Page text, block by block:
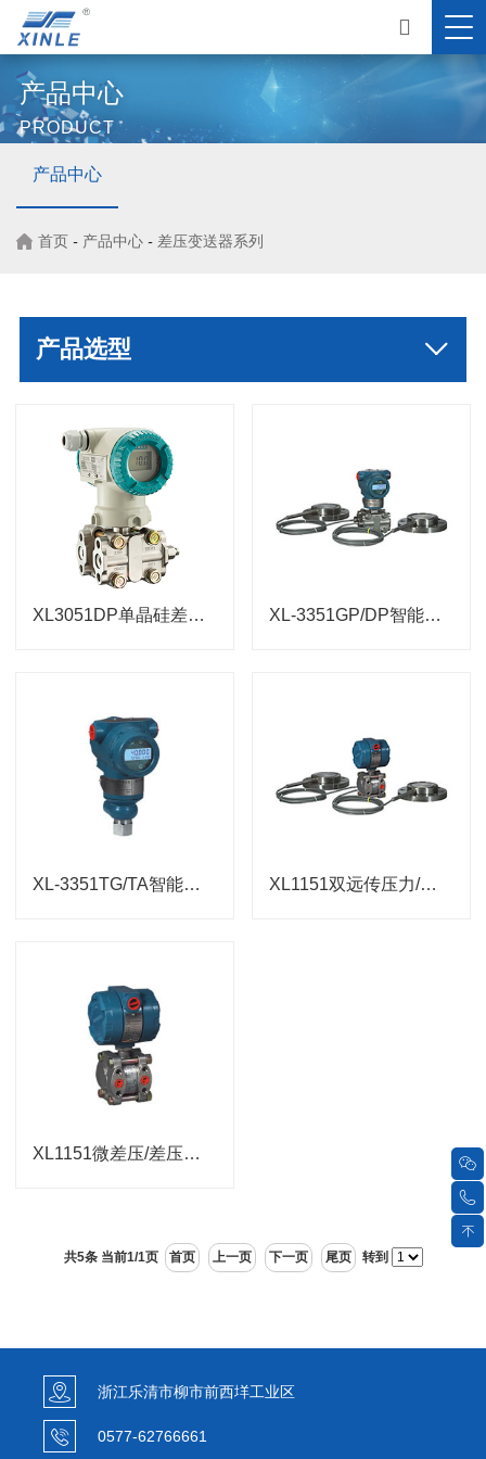
产品中心
PRODUCT
产品中心
首页 - 产品中心 - 差压变送器系列
产品选型
XL3051DP单晶硅差压变送器 XL-3351GP/DP智能远传压力/差压变送器
XL-3351TG/TA智能表压变送器 XL1151双远传压力/差压变送器
XL1151微差压/差压变送器
共5条 当前1/1页 首页 上一页 下一页 尾页 转到
浙江乐清市柳市前西垟工业区
0577-62766661